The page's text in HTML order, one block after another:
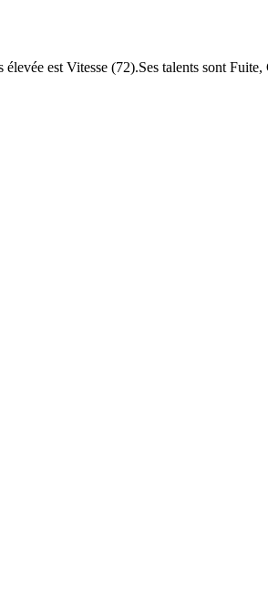
est Vitesse (72).Ses talents sont